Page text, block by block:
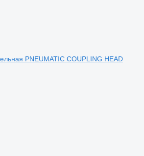
PNEUMATIC COUPLING HEAD